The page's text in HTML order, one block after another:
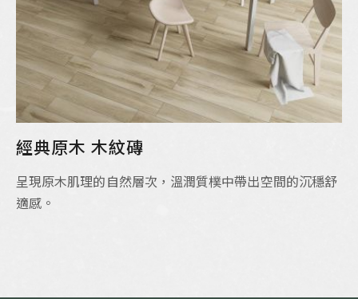
經典原木 木紋磚
呈現原木肌理的自然層次，溫潤質樸中帶出空間的沉穩舒
適感。